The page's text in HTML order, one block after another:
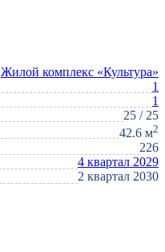
Жилой комплекс «Культура»
1
1
25 / 25
42.6 м2
226
4 квартал 2029
2 квартал 2030